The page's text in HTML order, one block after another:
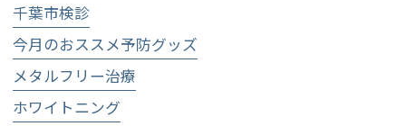
千葉市検診
今月のおススメ予防グッズ
メタルフリー治療
ホワイトニング